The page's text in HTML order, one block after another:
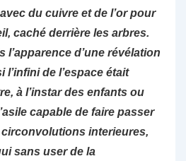
du cuivre et de l’or pour
caché derrière les arbres.
l’apparence d’une révélation
de l’espace était
à l’instar des enfants ou
capable de faire passer
interieures,
sans user de la